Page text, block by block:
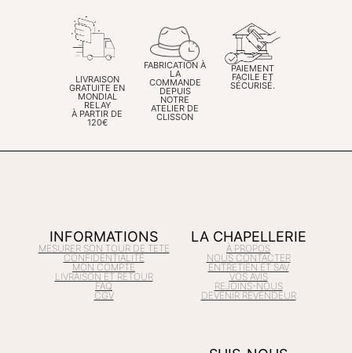
LIVRAISON
GRATUITE EN
MONDIAL
RELAY
À PARTIR DE
120€
FABRICATION À
LA
COMMANDE
DEPUIS
NOTRE
ATELIER DE
CLISSON
PAIEMENT
FACILE ET
SÉCURISÉ.
INFORMATIONS
MESURER SON TOUR DE TETE
CONFIDENTIALITÉ
MON COMPTE
LIVRAISON ET RETOUR
FAQ
CGV
LA CHAPELLERIE
À PROPOS
NOUS CONTACTER
ENTRETIEN ET SAV
VOS AVIS
REJOINS-NOUS
DEVENIR REVENDEUR